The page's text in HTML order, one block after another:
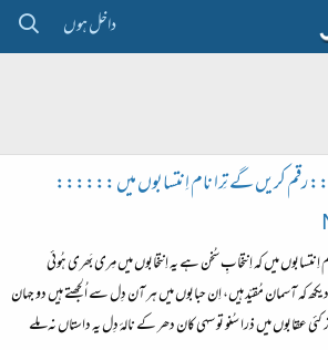
داخل ہوں
کریں گے تِرا نام اِنتسابوں میں ::::::
میں کہ اِنتخابِ سُخن ہے یہ اِنتخابوں میں مِری بَھری ہُوئی
کہ آسمان مُقیّد ہیں، اِن حبابوں میں ہر آن دِل سے اُلجھتے ہیں دو جہان
عقابوں میں ذرا سُنو تو سہی کان دھر کے نالۂ دِل یہ داستاں نہ ملے